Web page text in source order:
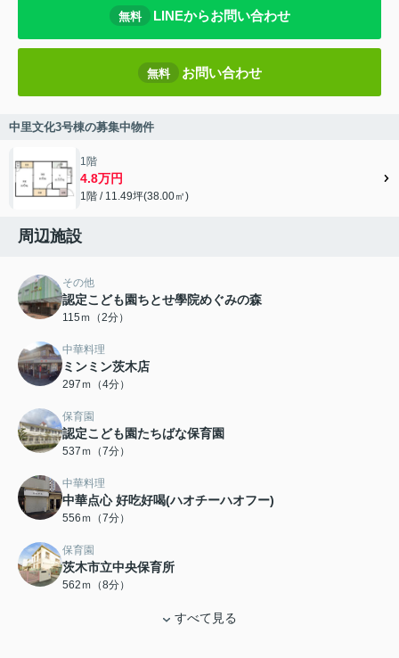
無料 LINEからお問い合わせ
無料 お問い合わせ
中里文化3号棟の募集中物件
1階
4.8万円
1階 / 11.49坪(38.00㎡)
周辺施設
その他
認定こども園ちとせ學院めぐみの森
115ｍ（2分）
中華料理
ミンミン茨木店
297ｍ（4分）
保育園
認定こども園たちばな保育園
537ｍ（7分）
中華料理
中華点心 好吃好喝(ハオチーハオフー)
556ｍ（7分）
保育園
茨木市立中央保育所
562ｍ（8分）
すべて見る